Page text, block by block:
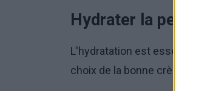
Hydrater la peau
L'hydratation est essentielle
choix de la bonne crème